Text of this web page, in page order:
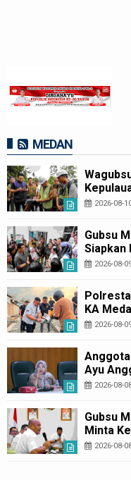
MEDAN
2026-08-
Gubsu
Siapkan
2026-08-
KA
Narkoba
2026-08-
Anggota
Ayu
Rico
Deli
2026-08-
Gubsu
Minta
2026-08-